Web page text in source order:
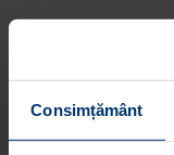
Consimțământ
Echipa
Rally